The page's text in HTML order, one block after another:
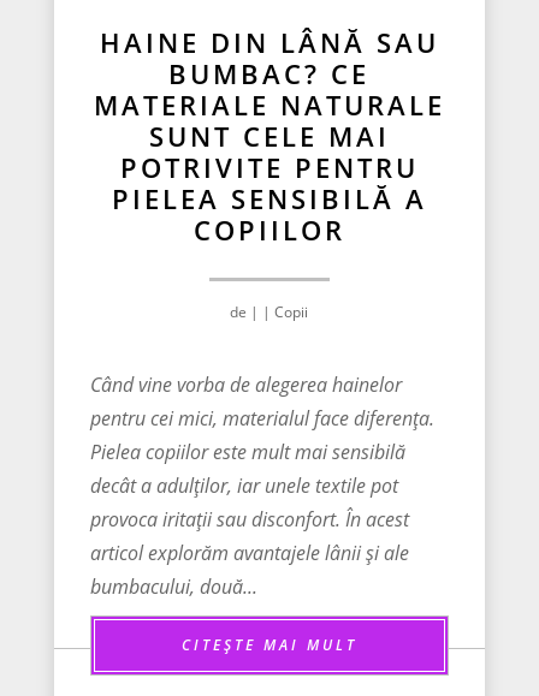
HAINE DIN LÂNĂ SAU
BUMBAC? CE
MATERIALE NATURALE
SUNT CELE MAI
POTRIVITE PENTRU
PIELEA SENSIBILĂ A
COPIILOR
de | |Copii
Când vine vorba de alegerea hainelor
pentru cei mici, materialul face diferența.
Pielea copiilor este mult mai sensibilă
decât a adulților, iar unele textile pot
provoca iritații sau disconfort. În acest
articol explorăm avantajele lânii și ale
bumbacului, două...
CITEȘTE MAI MULT